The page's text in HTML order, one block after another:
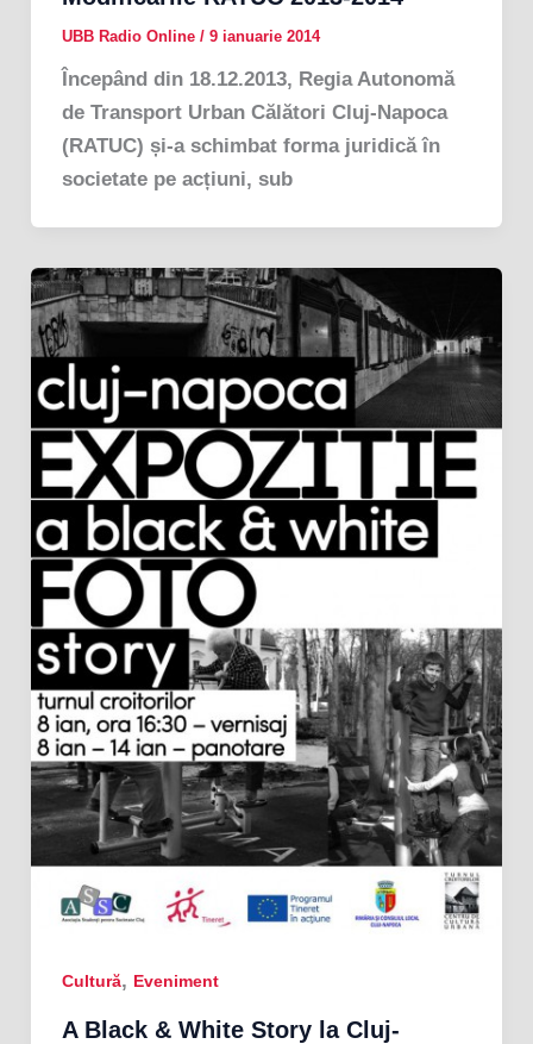
UBB Radio Online / 9 ianuarie 2014
Începând din 18.12.2013, Regia Autonomă
de Transport Urban Călători Cluj-Napoca
(RATUC) și-a schimbat forma juridică în
societate pe acțiuni, sub
Cultură, Eveniment
A Black & White Story la Cluj-